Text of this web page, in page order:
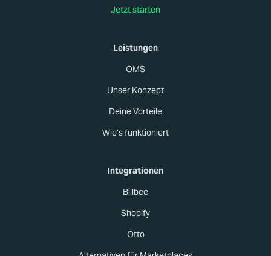
Jetzt starten
Leistungen
OMS
Unser Konzept
Deine Vorteile
Wie’s funktioniert
Integrationen
Billbee
Shopify
Otto